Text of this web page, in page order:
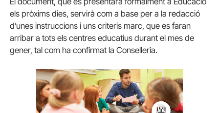
els pròxims dies, servirà com a base per a la redacció
d’unes instruccions i uns criteris marc, que es faran
arribar a tots els centres educatius durant el mes de
gener, tal com ha confirmat la Conselleria.